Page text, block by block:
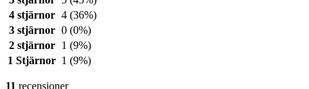
4 stjärnor 4 (36%)
3 stjärnor 0 (0%)
2 stjärnor
1 (9%)
1 Stjärnor 1 (9%)
11 recensioner